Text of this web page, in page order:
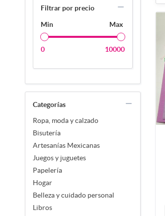
Filtrar por precio
Min Max
0 10000
Categorías
Ropa, moda y calzado
Bisutería
Artesanías Mexicanas
Juegos y juguetes
Papelería
Hogar
Belleza y cuidado personal
Libros